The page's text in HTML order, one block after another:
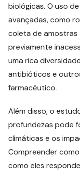
biológicas. O uso
avançadas, como
coleta de amostras
previamente
uma rica
antibióticos e
farmacêutico.
Além disso, o
profundezas pode
climáticas e os
Compreender
como eles